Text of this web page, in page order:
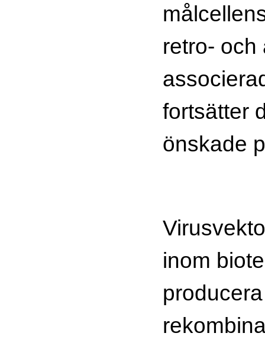
retro- och
fortsätter
önskade
inom
producera